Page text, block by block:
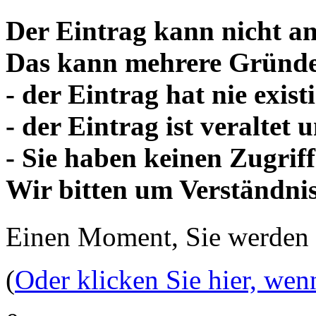
Der Eintrag kann nicht
Das kann mehrere
- der Eintrag hat nie
- der Eintrag ist veraltet
- Sie haben keinen
Wir bitten um
Einen Moment, Sie
(Oder klicken Sie hier,